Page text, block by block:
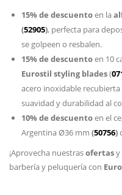
15% de descuentoen la
(52905), perfecta para
se golpeen o resbalen.
15% de descuentoen 10
Eurostil styling blades(
acero inoxidable
suavidad y durabilidad al
10% de descuentoen el
Argentina Ø36 mm (50756)
¡Aprovecha nuestrasofertasy
barbería y peluquería con